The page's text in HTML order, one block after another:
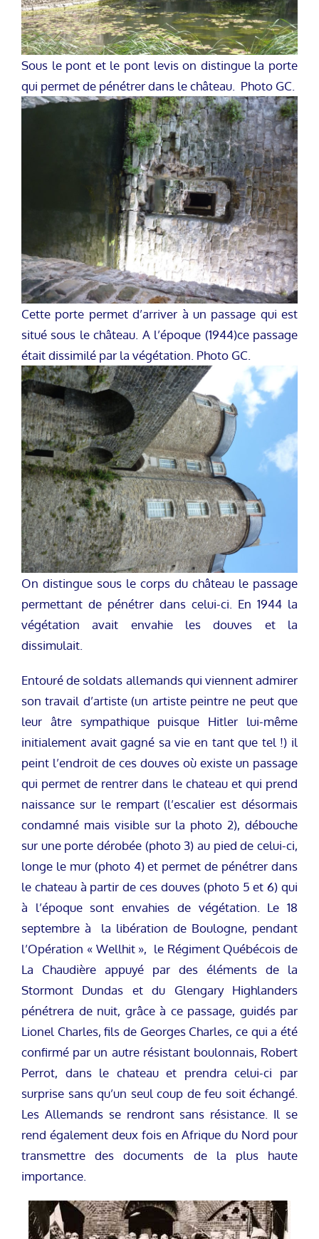
Sous le pont et le pont levis on distingue la porte
qui permet de pénétrer dans le château. Photo GC.
Cette porte permet d’arriver à un passage qui est
situé sous le château. A l’époque (1944)ce passage
était dissimilé par la végétation. Photo GC.
On distingue sous le corps du château le passage
permettant de pénétrer dans celui-ci. En 1944 la
végétation avait envahie les douves et la
dissimulait.
Entouré de soldats allemands qui viennent admirer
son travail d’artiste (un artiste peintre ne peut que
leur âtre sympathique puisque Hitler lui-même
initialement avait gagné sa vie en tant que tel !) il
peint l’endroit de ces douves où existe un passage
qui permet de rentrer dans le chateau et qui prend
naissance sur le rempart (l’escalier est désormais
condamné mais visible sur la photo 2), débouche
sur une porte dérobée (photo 3) au pied de celui-ci,
longe le mur (photo 4) et permet de pénétrer dans
le chateau à partir de ces douves (photo 5 et 6) qui
à l’époque sont envahies de végétation. Le 18
septembre à la libération de Boulogne, pendant
l’Opération « Wellhit », le Régiment Québécois de
La Chaudière appuyé par des éléments de la
Stormont Dundas et du Glengary Highlanders
pénétrera de nuit, grâce à ce passage, guidés par
Lionel Charles, fils de Georges Charles, ce qui a été
confirmé par un autre résistant boulonnais, Robert
Perrot, dans le chateau et prendra celui-ci par
surprise sans qu’un seul coup de feu soit échangé.
Les Allemands se rendront sans résistance. Il se
rend également deux fois en Afrique du Nord pour
transmettre des documents de la plus haute
importance.